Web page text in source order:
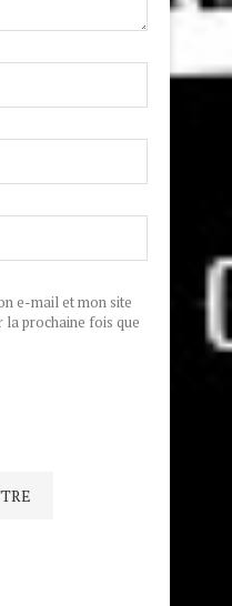
e-mail et mon site
la prochaine fois que